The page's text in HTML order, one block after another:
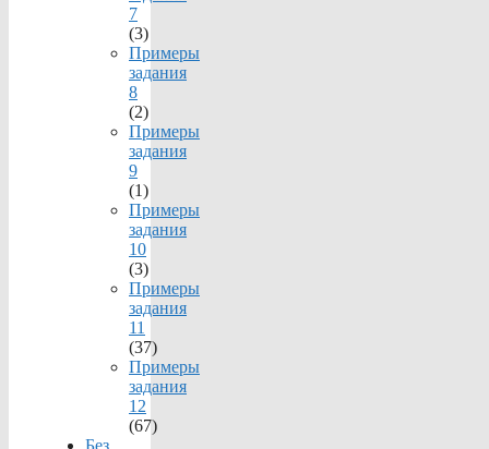
7
(3)
Примеры
задания
8
(2)
Примеры
задания
9
(1)
Примеры
задания
10
(3)
Примеры
задания
11
(37)
Примеры
задания
12
(67)
Без